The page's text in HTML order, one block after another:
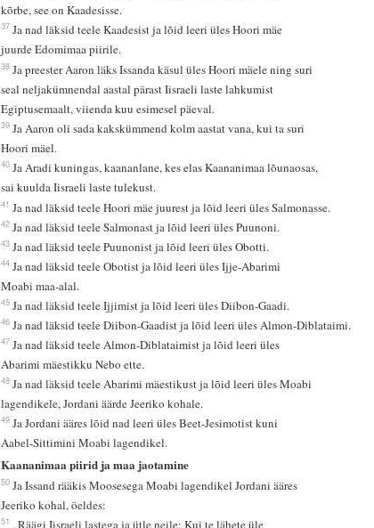
kõrbe, see on Kaadesisse.
37 Ja nad läksid teele Kaadesist ja lõid leeri üles Hoori mäe
juurde Edomimaa piirile.
38 Ja preester Aaron läks Issanda käsul üles Hoori mäele ning suri
seal neljakümnendal aastal pärast Iisraeli laste lahkumist
Egiptusemaalt, viienda kuu esimesel päeval.
39 Ja Aaron oli sada kakskümmend kolm aastat vana, kui ta suri
Hoori mäel.
40 Ja Aradi kuningas, kaananlane, kes elas Kaananimaa lõunaosas,
sai kuulda Iisraeli laste tulekust.
41 Ja nad läksid teele Hoori mäe juurest ja lõid leeri üles Salmonasse.
42 Ja nad läksid teele Salmonast ja lõid leeri üles Puunoni.
43 Ja nad läksid teele Puunonist ja lõid leeri üles Obotti.
44 Ja nad läksid teele Obotist ja lõid leeri üles Ijje-Abarimi
Moabi maa-alal.
45 Ja nad läksid teele Ijjimist ja lõid leeri üles Diibon-Gaadi.
46 Ja nad läksid teele Diibon-Gaadist ja lõid leeri üles Almon-Diblataimi.
47 Ja nad läksid teele Almon-Diblataimist ja lõid leeri üles
Abarimi mäestikku Nebo ette.
48 Ja nad läksid teele Abarimi mäestikust ja lõid leeri üles Moabi
lagendikele, Jordani äärde Jeeriko kohale.
49 Ja Jordani ääres lõid nad leeri üles Beet-Jesimotist kuni
Aabel-Sittimini Moabi lagendikel.
Kaananimaa piirid ja maa jaotamine
50 Ja Issand rääkis Moosesega Moabi lagendikel Jordani ääres
Jeeriko kohal, öeldes:
51 „Räägi Iisraeli lastega ja ütle neile: Kui te lähete üle